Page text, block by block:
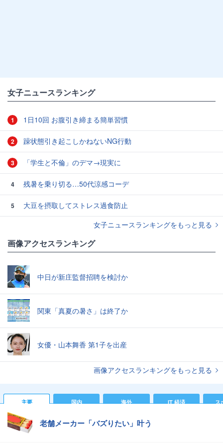
女子ニュースランキング
1 1日10回 お腹引き締まる簡単習慣
2 躁状態引き起こしかねないNG行動
3 「学生と不倫」のデマ→現実に
4 残暑を乗り切る…50代涼感コーデ
5
大豆を摂取してストレス過食防止
女子ニュースランキングをもっと見る
画像アクセスランキング
中日が新庄監督招聘を検討か
関東「真夏の暑さ」は終了か
女優・山本舞香 第1子を出産
画像アクセスランキングをもっと見る
主要 国内 海外 IT 経済 ス
老舗メーカー「バズりたい」叶う